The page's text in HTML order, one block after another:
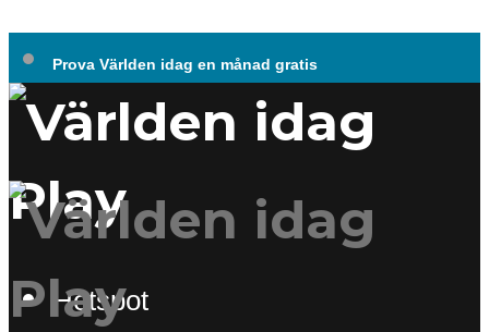
Prova Världen idag en månad gratis
Hotspot